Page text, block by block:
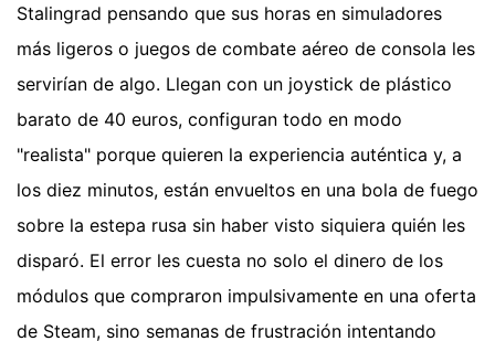
Stalingrad pensando que sus horas en simuladores
más ligeros o juegos de combate aéreo de consola les
servirían de algo. Llegan con un joystick de plástico
barato de 40 euros, configuran todo en modo
"realista" porque quieren la experiencia auténtica y, a
los diez minutos, están envueltos en una bola de fuego
sobre la estepa rusa sin haber visto siquiera quién les
disparó. El error les cuesta no solo el dinero de los
módulos que compraron impulsivamente en una oferta
de Steam, sino semanas de frustración intentando